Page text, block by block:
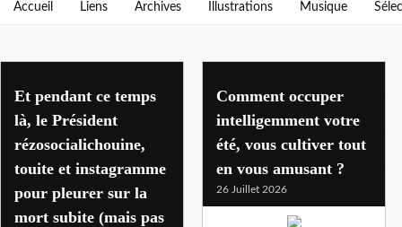
Accueil Liens Archives Illustrations Musique
culture
Et pendant ce temps
là, le Président
rézosocialichouine,
touite et instagramme
pour pleurer sur la
mort subite (mais pas
Comment occuper
intelligemment votre
été, vous cultiver tout
en vous amusant ?
26 Juillet 2026